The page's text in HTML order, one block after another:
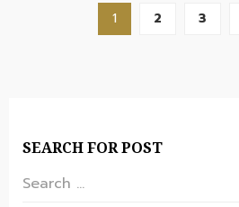
1 2 3
SEARCH FOR POST